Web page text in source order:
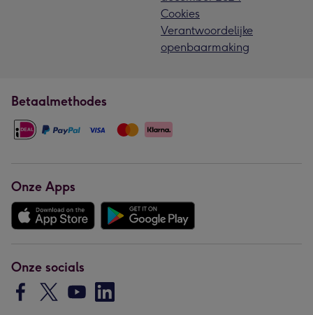
Cookies
Verantwoordelijke
openbaarmaking
Betaalmethodes
Onze Apps
Onze socials